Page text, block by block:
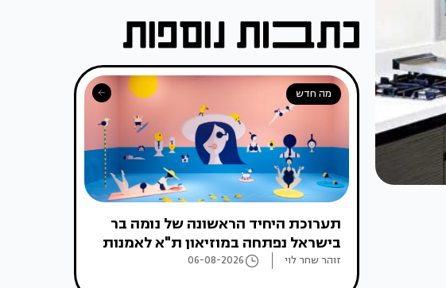
מה חדש
תערוכת היחיד הראשונה של נומה בר
בישראל נפתחה במוזיאון ת"א לאמנות
זוהר שחר לוי 06-08-2026